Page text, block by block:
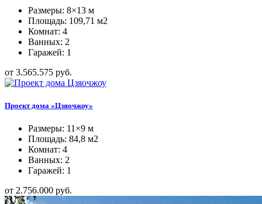
Размеры: 8×13 м
Площадь: 109,71 м2
Комнат: 4
Ванных: 2
Гаражей: 1
от 3.565.575 руб.
Проект дома «Цзяочжоу»
Размеры: 11×9 м
Площадь: 84,8 м2
Комнат: 4
Ванных: 2
Гаражей: 1
от 2.756.000 руб.